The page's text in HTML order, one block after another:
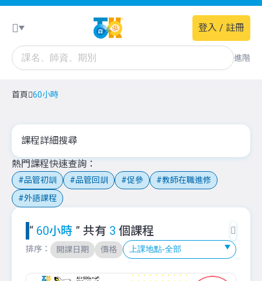
進階
登入 / 註冊
首頁 60小時
課程詳細搜尋
熱門課程快速查詢
品管初訓 品管回訓 促參
教師在職進修
外語課程
“ 60小時 ” 共有 3 個課程
排序： 開課日期 價格